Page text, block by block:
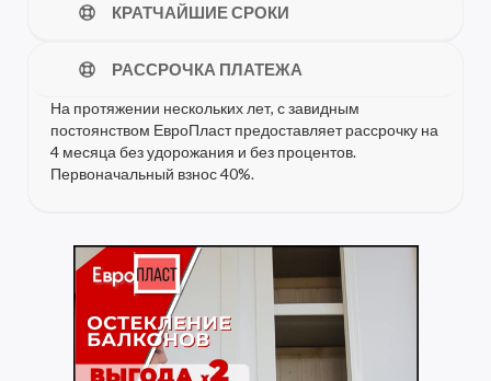
КРАТЧАЙШИЕ СРОКИ
РАССРОЧКА ПЛАТЕЖА
На протяжении нескольких лет, с завидным
постоянством ЕвроПласт предоставляет рассрочку на
4 месяца без удорожания и без процентов.
Первоначальный взнос 40%.